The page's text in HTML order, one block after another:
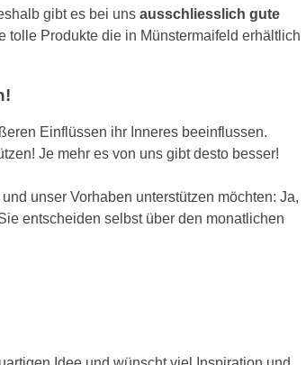
gibt es bei uns ausschliesslich gute
tolle Produkte die in Münstermaifeld erhältlich
Einflüssen ihr Inneres beeinflussen.
Je mehr es von uns gibt desto besser!
unser Vorhaben unterstützen möchten: Ja,
entscheiden selbst über den monatlichen